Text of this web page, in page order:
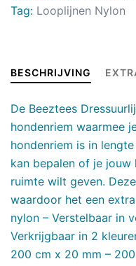
Tag: Looplijnen Nylon
BESCHRIJVING
De Beeztees
hondenriem waarmee
hondenriem is in
kan bepalen of je
ruimte wilt geven.
waardoor het een
nylon – Verstelbaar in
Verkrijgbaar in 2
200 cm x 20 mm –